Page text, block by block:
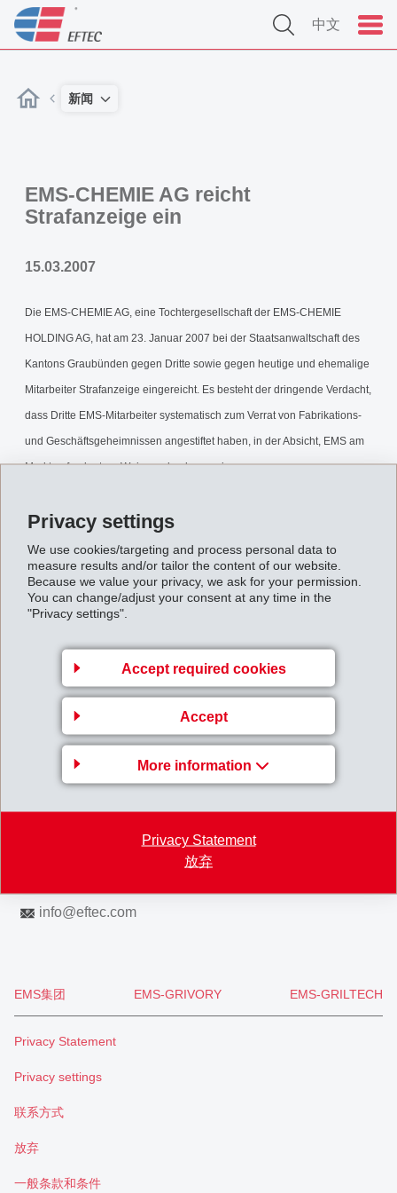
Privacy settings
We use cookies/targeting and process personal data to
measure results and/or tailor the content of our website.
Because we value your privacy, we ask for your permission.
You can change/adjust your consent at any time in the
"Privacy settings".
Accept required cookies
Accept
More information
Privacy Statement
放弃
中文
新闻
EMS-CHEMIE AG reicht
Strafanzeige ein
15.03.2007
Die EMS-CHEMIE AG, eine Tochtergesellschaft der EMS-CHEMIE
HOLDING AG, hat am 23. Januar 2007 bei der Staatsanwaltschaft des
Kantons Graubünden gegen Dritte sowie gegen heutige und ehemalige
Mitarbeiter Strafanzeige eingereicht. Es besteht der dringende Verdacht,
dass Dritte EMS-Mitarbeiter systematisch zum Verrat von Fabrikations-
und Geschäftsgeheimnissen angestiftet haben, in der Absicht, EMS am
Markt auf unlautere Weise zu konkurrenzieren.
Back to overview
Gruppenleitung
EFTEC AG
Hofstrasse 31
8590 Romanshorn
info@eftec.com
EMS集团 EMS-GRIVORY EMS-GRILTECH
Privacy Statement
Privacy settings
联系方式
放弃
一般条款和条件